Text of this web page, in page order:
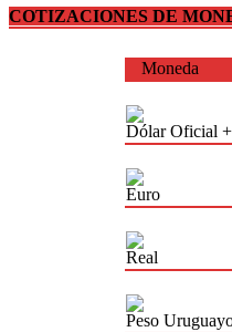
COTIZACIONES DE
Moneda
Dólar Oficial +
Euro
Real
Peso